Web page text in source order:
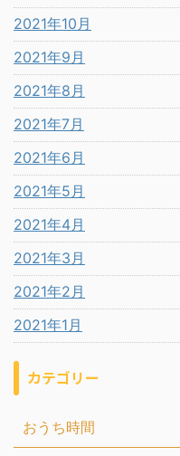
2021年10月
2021年9月
2021年8月
2021年7月
2021年6月
2021年5月
2021年4月
2021年3月
2021年2月
2021年1月
カテゴリー
おうち時間